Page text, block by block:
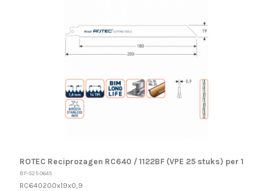
ROTEC Reciprozagen RC640 / 1122BF (VPE 25 stuks) per 1
BF-525.0645
RC640200x19x0,9